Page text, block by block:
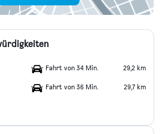
Fahrt von 34 Min. 29,2 km
Fahrt von 36 Min. 29,7 km